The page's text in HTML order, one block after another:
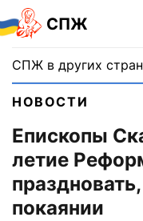
СПЖ
СПЖ в других
НОВОСТИ
Епископы
летие
покаянии